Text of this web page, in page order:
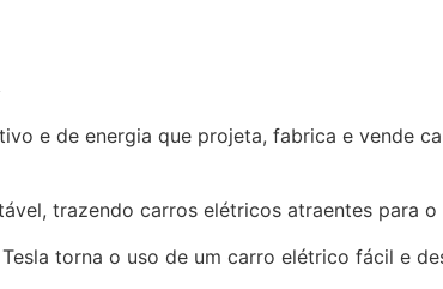
e de energia que projeta, fabrica e vende
trazendo carros elétricos atraentes para o
torna o uso de um carro elétrico fácil e